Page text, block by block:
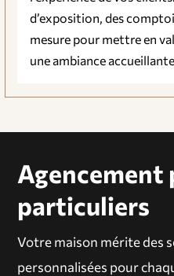
d’exposition, des
mesure pour mettre en
une ambiance
Agencement
particuliers
Votre maison mérite des
personnalisées pour